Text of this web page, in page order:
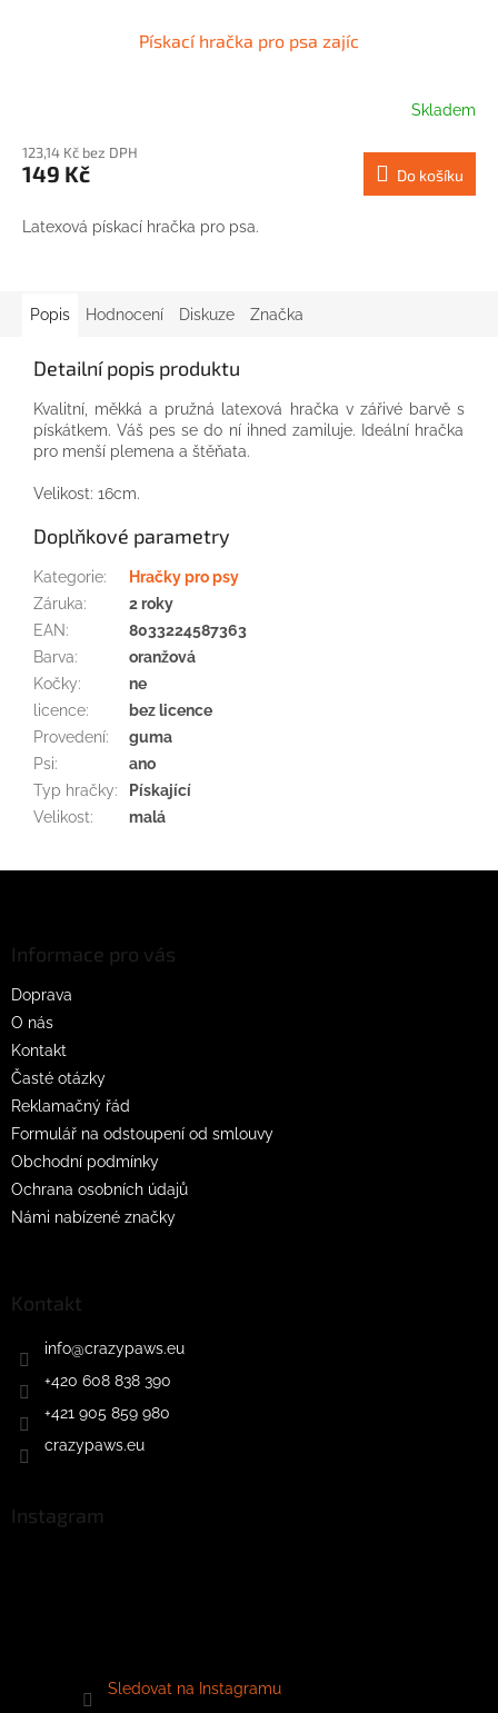
Pískací hračka pro psa zajíc
Skladem
123,14 Kč bez DPH
149 Kč Do košíku
Latexová pískací hračka pro psa.
Popis Hodnocení Diskuze Značka
Detailní popis produktu
Kvalitní , měkká a pružná latexová hračka v zářivébarvěs
pískátkem. Váš pes se do níihned zamiluje. Ideální hračka
pro menší plemena a štěňata.
Velikost: 16cm.
Doplňkové parametry
Kategorie:
Hračky pro psy
Záruka:
2 roky
EAN:
8033224587363
Barva:
oranžová
Kočky:
ne
licence:
bez licence
Provedení:
guma
Psi:
ano
Typ hračky:
Pískající
Velikost: malá
Informace pro vás
Doprava
O nás
Kontakt
Časté otázky
Reklamačný řád
Formulář na odstoupení od smlouvy
Obchodní podmínky
Ochrana osobních údajů
Námi nabízené značky
Kontakt
info@crazypaws.eu
+420 608 838 390
+421 905 859 980
crazypaws.eu
Instagram
Sledovat na Instagramu